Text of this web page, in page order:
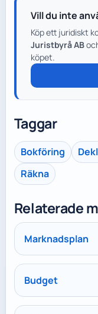
Vill du inte
Köp ett juridiskt
Juristbyrå AB
köpet.
Taggar
Bokföring
Räkna
Relaterade
Marknadsplan
Budget